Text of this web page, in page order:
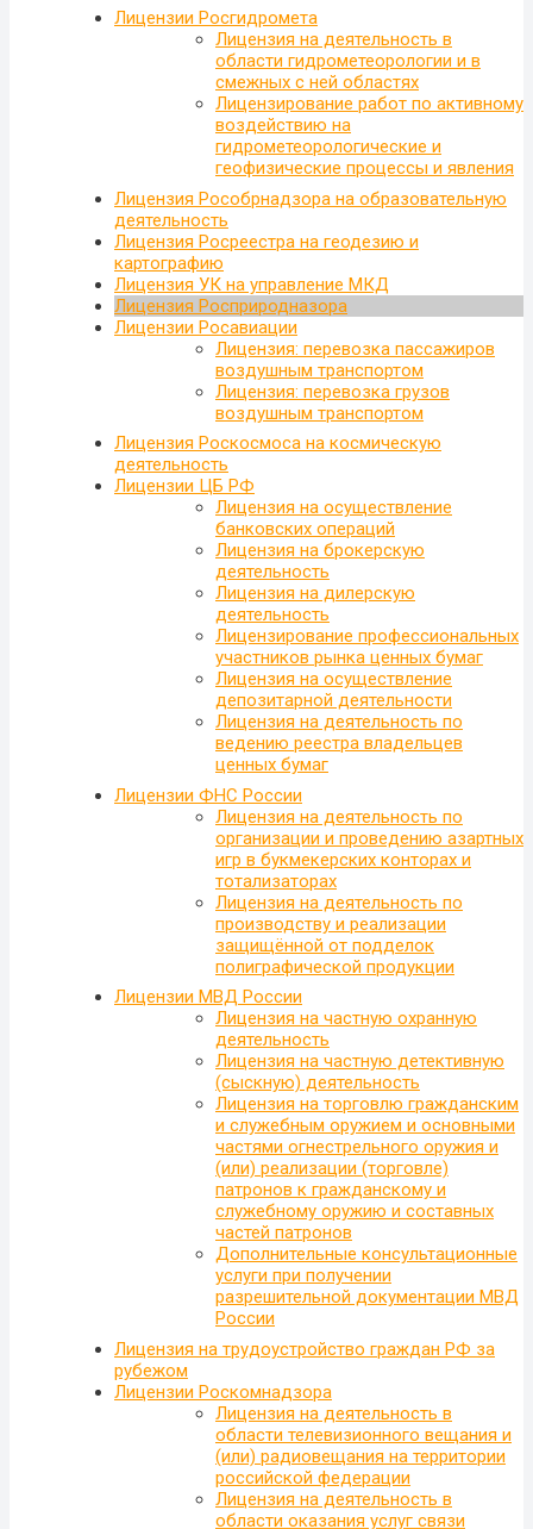
Лицензии Росгидромета
Лицензия на деятельность в
области гидрометеорологии и в
смежных с ней областях
Лицензирование работ по активному
воздействию на
гидрометеорологические и
геофизические процессы и явления
Лицензия Рособрнадзора на образовательную
деятельность
Лицензия Росреестра на геодезию и
картографию
Лицензия УК на управление МКД
Лицензия Росприродназора
Лицензии Росавиации
Лицензия: перевозка пассажиров
воздушным транспортом
Лицензия: перевозка грузов
воздушным транспортом
Лицензия Роскосмоса на космическую
деятельность
Лицензии ЦБ РФ
Лицензия на осуществление
банковских операций
Лицензия на брокерскую
деятельность
Лицензия на дилерскую
деятельность
Лицензирование профессиональных
участников рынка ценных бумаг
Лицензия на осуществление
депозитарной деятельности
Лицензия на деятельность по
ведению реестра владельцев
ценных бумаг
Лицензии ФНС России
Лицензия на деятельность по
организации и проведению азартных
игр в букмекерских конторах и
тотализаторах
Лицензия на деятельность по
производству и реализации
защищённой от подделок
полиграфической продукции
Лицензии МВД России
Лицензия на частную охранную
деятельность
Лицензия на частную детективную
(сыскную) деятельность
Лицензия на торговлю гражданским
и служебным оружием и основными
частями огнестрельного оружия и
(или) реализации (торговле)
патронов к гражданскому и
служебному оружию и составных
частей патронов
Дополнительные консультационные
услуги при получении
разрешительной документации МВД
России
Лицензия на трудоустройство граждан РФ за
рубежом
Лицензии Роскомнадзора
Лицензия на деятельность в
области телевизионного вещания и
(или) радиовещания на территории
российской федерации
Лицензия на деятельность в
области оказания услуг связи